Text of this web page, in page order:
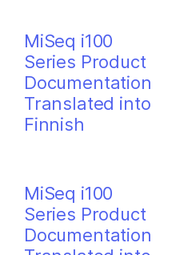
MiSeq i100
Series Product
Documentation
Translated into
Finnish
MiSeq i100
Series Product
Documentation